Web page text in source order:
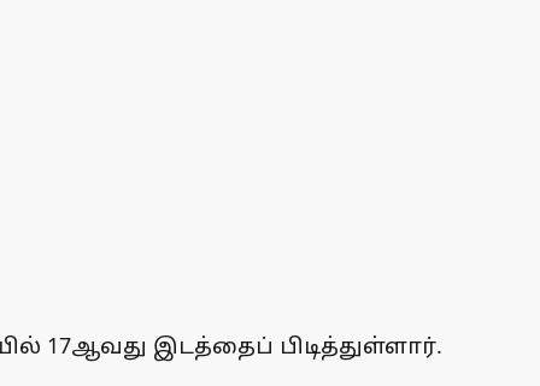
17ஆவது இடத்தைப் பிடித்துள்ளார்.